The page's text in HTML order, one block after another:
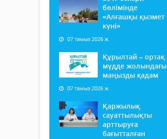
бөлімінде
«Алғашқы қызмет
күні»
07 тамыз 2026 ж.
Құрылтай – ортақ
мүдде жолындағы
маңызды қадам
07 тамыз 2026 ж.
Қаржылық
сауаттылықты
арттыруға
бағытталған